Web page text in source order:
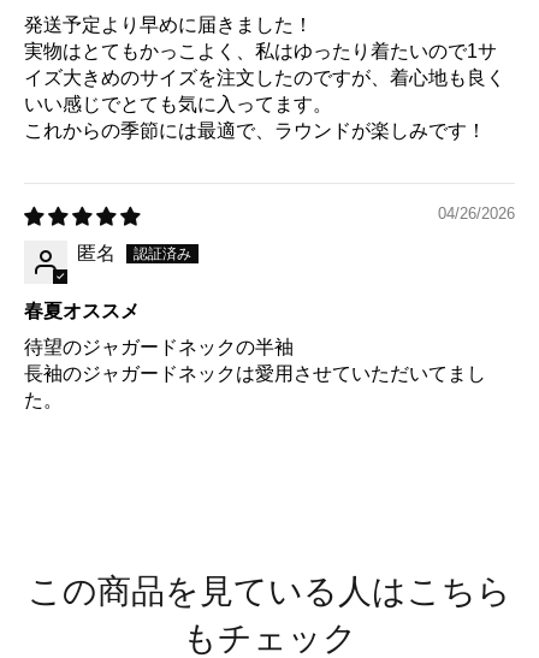
発送予定より早めに届きました！
実物はとてもかっこよく、私はゆったり着たいので1サ
イズ大きめのサイズを注文したのですが、着心地も良く
いい感じでとても気に入ってます。
これからの季節には最適で、ラウンドが楽しみです！
04/26/2026
匿名
春夏オススメ
待望のジャガードネックの半袖
長袖のジャガードネックは愛用させていただいてまし
た。
この商品を見ている人はこちら
もチェック